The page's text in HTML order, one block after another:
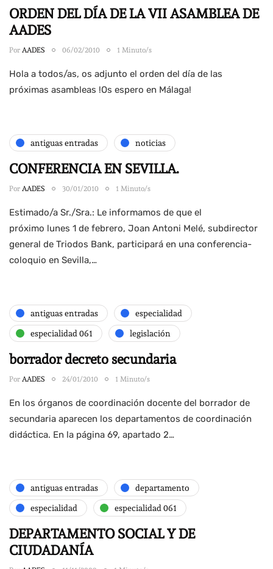
ORDEN DEL DÍA DE LA VII ASAMBLEA DE
AADES
Por AADES 06/02/2010 1 Minuto/s
Hola a todos/as, os adjunto el orden del día de las
próximas asambleas !Os espero en Málaga!
antiguas entradas noticias
CONFERENCIA EN SEVILLA.
Por AADES 30/01/2010 1 Minuto/s
Estimado/a Sr./Sra.: Le informamos de que el
próximo lunes 1 de febrero, Joan Antoni Melé, subdirector
general de Triodos Bank, participará en una conferencia-
coloquio en Sevilla,…
antiguas entradas especialidad
especialidad 061 legislación
borrador decreto secundaria
Por AADES 24/01/2010 1 Minuto/s
En los órganos de coordinación docente del borrador de
secundaria aparecen los departamentos de coordinación
didáctica. En la página 69, apartado 2…
antiguas entradas departamento
especialidad especialidad 061
DEPARTAMENTO SOCIAL Y DE
CIUDADANÍA